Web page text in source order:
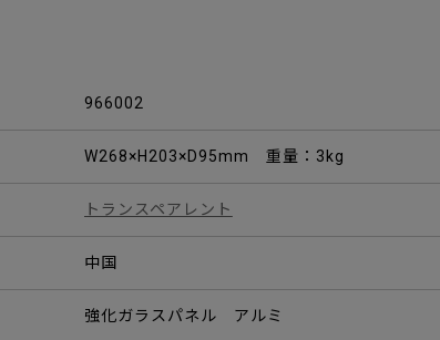
966002
W268×H203×D95mm 重量：3kg
トランスペアレント
中国
強化ガラスパネル アルミ